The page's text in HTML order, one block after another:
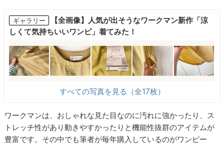
ギャラリー
【全画像】人気が出そうなワークマン新作「涼
しくて気持ちいいワンピ」着てみた！
すべての写真を見る（全17枚）
ワークマンは、おしゃれな見た目なのに汚れに強かったり、ス
トレッチ性があり動きやすかったりと機能性抜群のアイテムが
豊富です。その中でも筆者が毎年購入しているのがワンピー